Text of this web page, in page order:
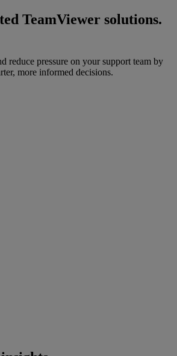
TeamViewer solutions.
reduce pressure on your support team by
more informed decisions.